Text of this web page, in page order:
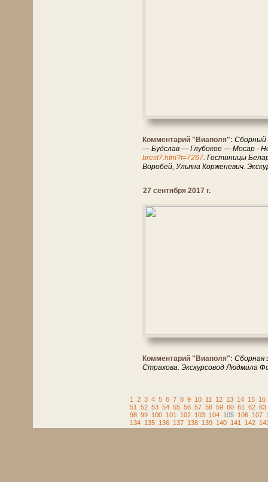
Комментарий "Виаполя": Сборный
— Будслав — Глубокое — Мосар -
brest7.htm?t=7267. Гостиницы
Воробей, Ульяна Корженевич.
27 сентября 2017 г.
Комментарий "Виаполя": Сборная
Страхова. Экскурсовод Людмила
1 2 3 4 5 6 7 8 9 10 11 12 13 14 15 16
51
52 53 54 55 56 57 58 59 60 61 62 63
98 99 100 101 102 103 104 105 106 107
134 135 136 137 138 139 140 141 142